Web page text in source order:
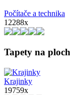
Počítače a technika
12288x
Tapety na
Krajinky
19759x